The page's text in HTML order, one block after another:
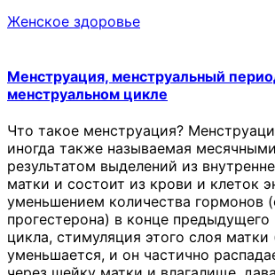
Женское здоровье
Менструация, менструальный
менструальном цикле
Что такое менструация?
иногда также называемая
результатом выделений из
матки и состоит из крови и клеток
уменьшением количества гормонов
прогестерона) в конце предыдущего
цикла, стимуляция этого слоя
уменьшается, и он частично